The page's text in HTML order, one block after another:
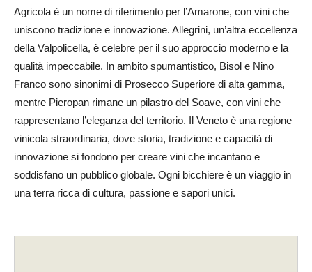
Agricola è un nome di riferimento per l’Amarone, con vini che
uniscono tradizione e innovazione. Allegrini, un’altra eccellenza
della Valpolicella, è celebre per il suo approccio moderno e la
qualità impeccabile. In ambito spumantistico, Bisol e Nino
Franco sono sinonimi di Prosecco Superiore di alta gamma,
mentre Pieropan rimane un pilastro del Soave, con vini che
rappresentano l’eleganza del territorio. Il Veneto è una regione
vinicola straordinaria, dove storia, tradizione e capacità di
innovazione si fondono per creare vini che incantano e
soddisfano un pubblico globale. Ogni bicchiere è un viaggio in
una terra ricca di cultura, passione e sapori unici.